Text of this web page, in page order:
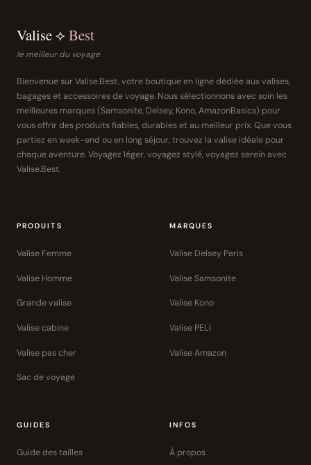
Valise ⟡ Best
le meilleur du voyage
Bienvenue sur Valise.Best, votre boutique en ligne dédiée aux valises,
bagages et accessoires de voyage. Nous sélectionnons avec soin les
meilleures marques (Samsonite, Delsey, Kono, AmazonBasics) pour
vous offrir des produits fiables, durables et au meilleur prix. Que vous
partiez en week-end ou en long séjour, trouvez la valise idéale pour
chaque aventure. Voyagez léger, voyagez stylé, voyagez serein avec
Valise.Best.
PRODUITS
Valise Femme
Valise Homme
Grande valise
Valise cabine
Valise pas cher
Sac de voyage
MARQUES
Valise Delsey Paris
Valise Samsonite
Valise Kono
Valise PELI
Valise Amazon
GUIDES
Guide des tailles
INFOS
À propos